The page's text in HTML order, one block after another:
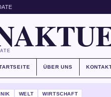
ÜBER UNS
WELT WIRTSCHAFT